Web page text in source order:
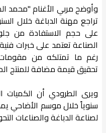
وأوضح مربي الأغنام "محمد
تراجع مهنة الدباغة خلال
على حجم الاستفادة من
الصناعة تعتمد على خبرات
رغم ما تمتلكه من
تحقيق قيمة مضافة للمنتج
ويرى الطرودي أن الكميات
سنوياً خلال موسم الأضاحي
لصناعة الدباغة والصناعات